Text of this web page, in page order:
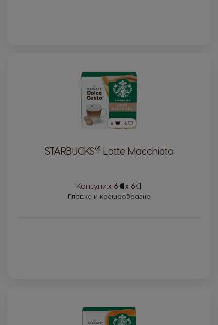
STARBUCKS® Latte Macchiato
Капсули:x 6
Capsule
Icon
x 6
Capsule
Icon
Гладко и кремообразно